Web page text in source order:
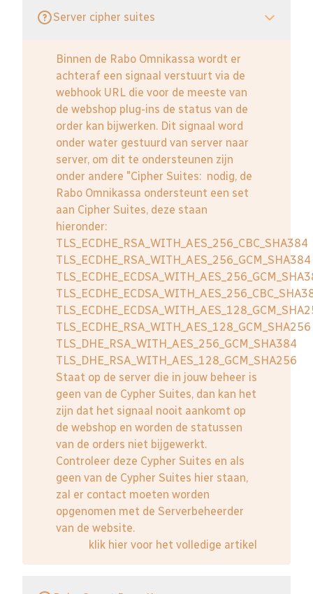
Server cipher suites
Binnen de Rabo Omnikassa wordt er
achteraf een signaal verstuurt via de
webhook URL die voor de meeste van
de webshop plug-ins de status van de
order kan bijwerken. Dit signaal word
onder water gestuurd van server naar
server, om dit te ondersteunen zijn
onder andere "Cipher Suites: nodig, de
Rabo Omnikassa ondersteunt een set
aan Cipher Suites, deze staan
hieronder:
TLS_ECDHE_RSA_WITH_AES_256_CBC_SHA384
TLS_ECDHE_RSA_WITH_AES_256_GCM_SHA384
TLS_ECDHE_RSA_WITH_AES_128_GCM_SHA256
TLS_DHE_RSA_WITH_AES_256_GCM_SHA384
TLS_DHE_RSA_WITH_AES_128_GCM_SHA256
Staat op de server die in jouw beheer is
geen van de Cypher Suites, dan kan het
zijn dat het signaal nooit aankomt op
de webshop en worden de statussen
van de orders niet bijgewerkt.
Controleer deze Cypher Suites en als
geen van de Cypher Suites hier staan,
zal er contact moeten worden
opgenomen met de Serverbeheerder
van de website.
klik hier voor het volledige artikel